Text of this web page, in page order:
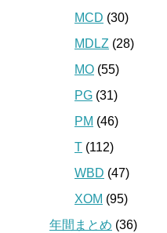
MCD (30)
MDLZ (28)
MO (55)
PG (31)
PM (46)
T (112)
WBD (47)
XOM (95)
年間まとめ (36)